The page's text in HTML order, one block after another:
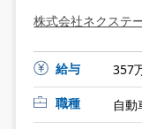
株式会社ネクステ
給与
357
職種
自動